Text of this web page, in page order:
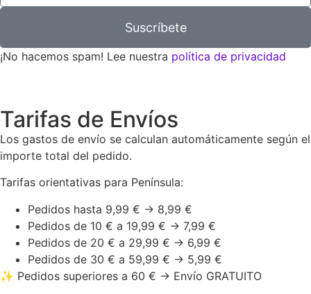
Suscríbete
¡No hacemos spam! Lee nuestra política de privacidad
Tarifas de Envíos
Los gastos de envío se calculan automáticamente según el
importe total del pedido.
Tarifas orientativas para Península:
Pedidos hasta 9,99 € → 8,99 €
Pedidos de 10 € a 19,99 € → 7,99 €
Pedidos de 20 € a 29,99 € → 6,99 €
Pedidos de 30 € a 59,99 € → 5,99 €
✨ Pedidos superiores a 60 € → Envío GRATUITO